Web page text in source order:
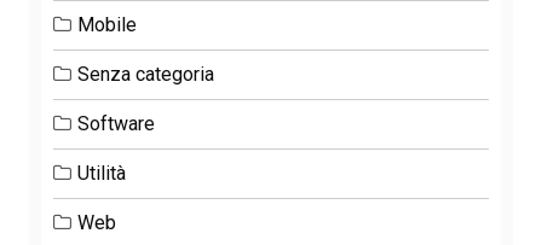
Mobile
Senza categoria
Software
Utilità
Web